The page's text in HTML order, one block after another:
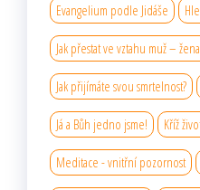
Evangelium podle Jidáše
Jak přestat ve vztahu muž –
Jak přijímáte svou smrtelnost?
Já a Bůh jedno jsme! Kříž
Meditace - vnitřní pozornost